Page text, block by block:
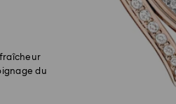
du